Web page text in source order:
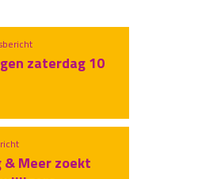
Meer zoekt
zaterdag 10